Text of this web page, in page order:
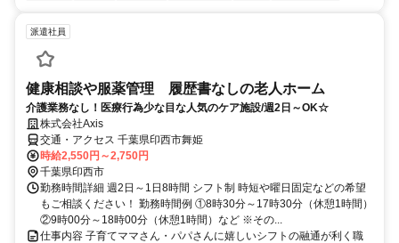
派遣社員
健康相談や服薬管理 履歴書なしの老人ホーム
介護業務なし！医療行為少な目な人気のケア施設/週2日～OK☆
株式会社Axis
交通・アクセス 千葉県印西市舞姫
時給2,550円～2,750円
千葉県印西市
勤務時間詳細 週2日～1日8時間 シフト制 時短や曜日固定などの希望
もご相談ください！ 勤務時間例 ①8時30分～17時30分（休憩1時間）
②9時00分～18時00分（休憩1時間）など ※その...
仕事内容 子育てママさん・パパさんに嬉しいシフトの融通が利く職